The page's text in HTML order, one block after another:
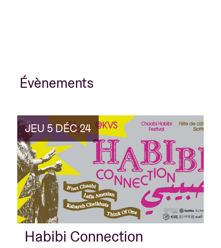
Évènements
JEU 5 DÉC 24
Habibi Connection